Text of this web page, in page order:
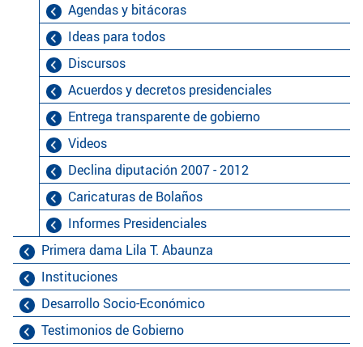
Agendas y bitácoras
Ideas para todos
Discursos
Acuerdos y decretos presidenciales
Entrega transparente de gobierno
Videos
Declina diputación 2007 - 2012
Caricaturas de Bolaños
Informes Presidenciales
Primera dama Lila T. Abaunza
Instituciones
Desarrollo Socio-Económico
Testimonios de Gobierno